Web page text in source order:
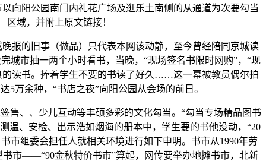
向阳公园南门内礼花广场及逛乐土南侧的从通道为次要勾当
区域，并附上原文链接！
的旧事（做品）只代表本网该动静，至今曾经陪同京城读
城市抽一两个小时看书，当晚，“现场签名书限时网购”，“现
的读书。捧着学生不要的书读了好久……这一幕被教员偶尔拍
5万余种，“书店之夜”向阳公园从会场的前日。
、、少儿互动等丰硕多彩的文化勾当。“勾当专场精品图书
温、安检、出示浩如烟海的册本中，学生要的书他没动，“20
市组委会担任人就相关环境进行如下申明。书市从1990年劳
市——“90金秋特价书市”算起，网传要举办地摊书市，北新